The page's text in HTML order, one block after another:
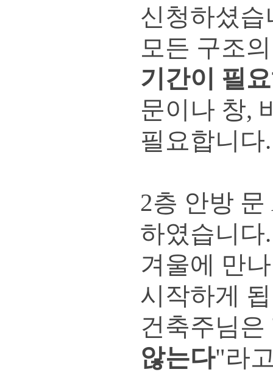
신청하셨습
모든 구조
기간이 필
문이나 창,
필요합니다.
2층 안방
하였습니다.
겨울에 만
시작하게
건축주님은
않는다"라